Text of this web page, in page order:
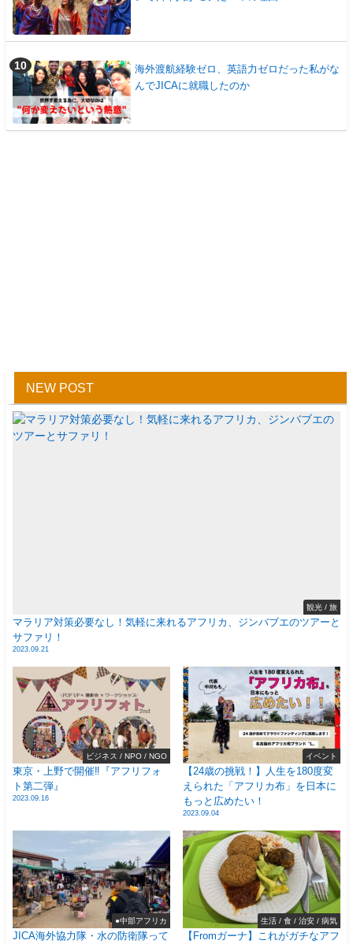
海外渡航経験ゼロ、英語力ゼロだった私がな
んでJICAに就職したのか
NEW POST
観光 / 旅
マラリア対策必要なし！気軽に来れるアフリカ、ジンバブエのツアーと
サファリ！
2023.09.21
ビジネス / NPO / NGO
東京・上野で開催‼️『アフリフォ
ト第二弾』
2023.09.16
イベント
【24歳の挑戦！】人生を180度変
えられた「アフリカ布」を日本に
もっと広めたい！
2023.09.04
●中部アフリカ
JICA海外協力隊・水の防衛隊って
生活 / 食 / 治安 / 病気
【Fromガーナ】これがガチなアフ